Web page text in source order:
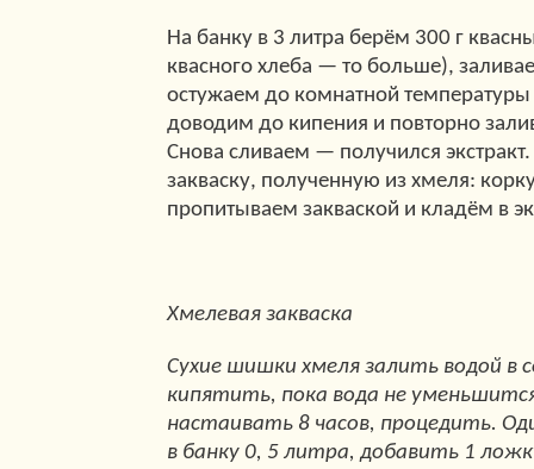
На банку в 3 литра берём 300 г
квасного хлеба — то больше),
остужаем до комнатной
доводим до кипения и повторно
Снова сливаем — получился
закваску, полученную из хмеля:
пропитываем закваской и кладём в
Хмелевая закваска
Сухие шишки хмеля залить водой в
кипятить, пока вода не
настаивать 8 часов, процедить.
в банку 0, 5 литра, добавить 1